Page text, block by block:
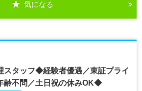
気になる
スタッフ◆経験者優遇／東証プライ
齢不問／土日祝の休みOK◆